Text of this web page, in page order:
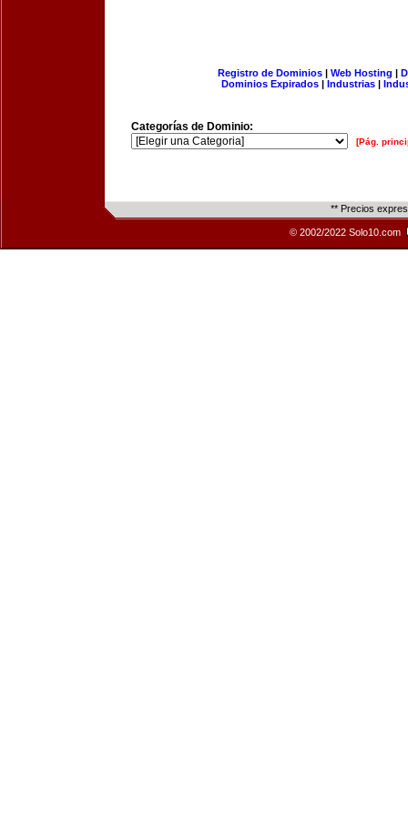
Registro de Dominios| Web Hosting |
Dominios Expirados | Industrias |
Categorías de Dominio:
[Pág.
** Precios
© 2002/2022 Solo10.com